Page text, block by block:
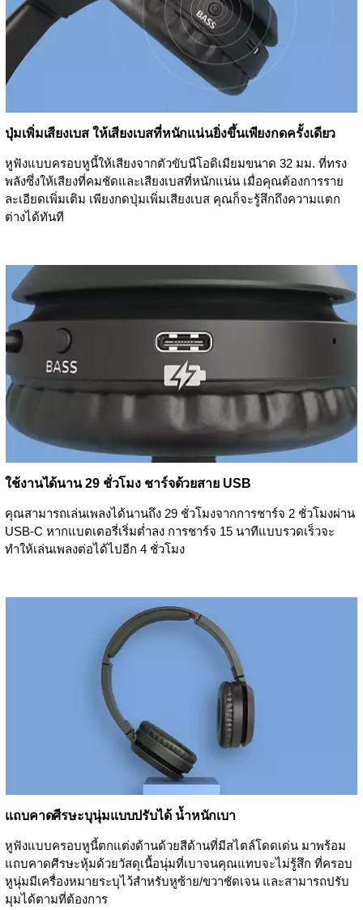
ปุ่มเพิ่มเสียงเบส ให้เสียงเบสที่หนักแน่นยิ่งขึ้นเพียงกดครั้งเดียว
หูฟังแบบครอบหูนี้ให้เสียงจากตัวขับนีโอดิเมียมขนาด 32 มม. ที่ทรง
พลังซึ่งให้เสียงที่คมชัดและเสียงเบสที่หนักแน่น เมื่อคุณต้องการราย
ละเอียดเพิ่มเติม เพียงกดปุ่มเพิ่มเสียงเบส คุณก็จะรู้สึกถึงความแตก
ต่างได้ทันที
ใช้งานได้นาน 29 ชั่วโมง ชาร์จด้วยสาย USB
คุณสามารถเล่นเพลงได้นานถึง 29 ชั่วโมงจากการชาร์จ 2 ชั่วโมงผ่าน
USB-C หากแบตเตอรี่เริ่มต่ำลง การชาร์จ 15 นาทีแบบรวดเร็วจะ
ทำให้เล่นเพลงต่อได้ไปอีก 4 ชั่วโมง
แถบคาดศีรษะบุนุ่มแบบปรับได้ น้ำหนักเบา
หูฟังแบบครอบหูนี้ตกแต่งด้านด้วยสีด้านที่มีสไตล์โดดเด่น มาพร้อม
แถบคาดศีรษะหุ้มด้วยวัสดุเนื้อนุ่มที่เบาจนคุณแทบจะไม่รู้สึก ที่ครอบ
หูนุ่มมีเครื่องหมายระบุไว้สำหรับหูซ้าย/ขวาชัดเจน และสามารถปรับ
มุมได้ตามที่ต้องการ